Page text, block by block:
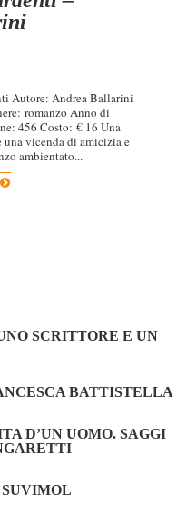
Autore: Andrea Ballarini
romanzo Anno di
456 Costo: € 16 Una
una vicenda di amicizia e
ambientato...
SCRITTORE E UN
BATTISTELLA
D’UN UOMO. SAGGI